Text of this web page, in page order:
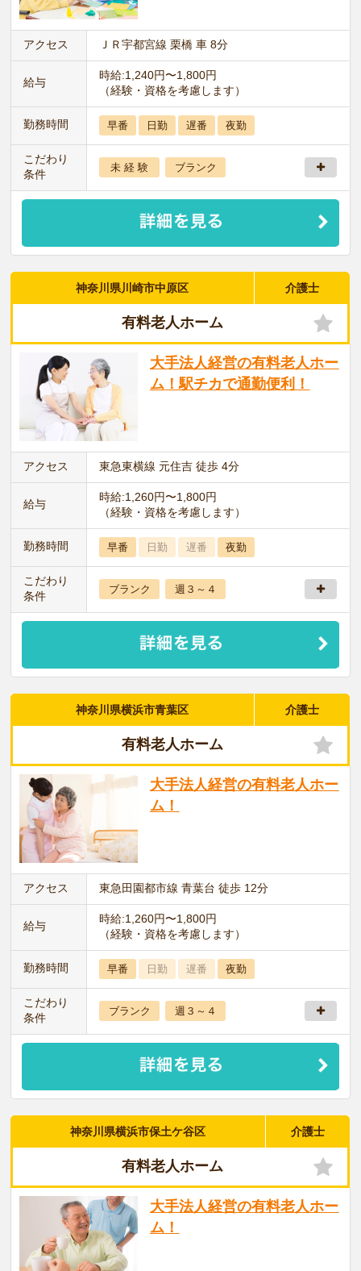
アクセス ＪＲ宇都宮線 栗橋 車 8分
給与
時給:1,240円〜1,800円
（経験・資格を考慮します）
勤務時間 早番 日勤 遅番 夜勤
こだわり
条件
未 経 験 ブランク
神奈川県川崎市中原区 介護士
有料老人ホーム
大手法人経営の有料老人ホー
ム！駅チカで通勤便利！
アクセス 東急東横線 元住吉 徒歩 4分
給与
時給:1,260円〜1,800円
（経験・資格を考慮します）
勤務時間 早番 日勤 遅番 夜勤
こだわり
条件
ブランク 週３～４
神奈川県横浜市青葉区 介護士
有料老人ホーム
大手法人経営の有料老人ホー
ム！
アクセス 東急田園都市線 青葉台 徒歩 12分
給与
時給:1,260円〜1,800円
（経験・資格を考慮します）
勤務時間 早番 日勤 遅番 夜勤
こだわり
条件
ブランク 週３～４
神奈川県横浜市保土ケ谷区 介護士
有料老人ホーム
大手法人経営の有料老人ホー
ム！